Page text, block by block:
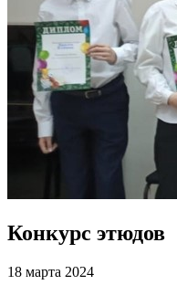
Конкурс этюдов
18 марта 2024